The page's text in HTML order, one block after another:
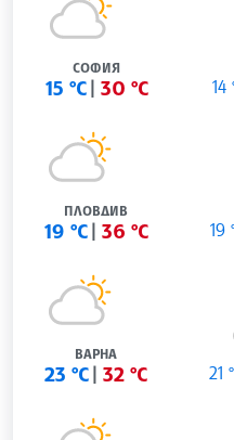
СОФИЯ
15 °C 30 °C 14
ПЛОВДИВ
19 °C 36 °C 19
ВАРНА
23 °C 32 °C 21